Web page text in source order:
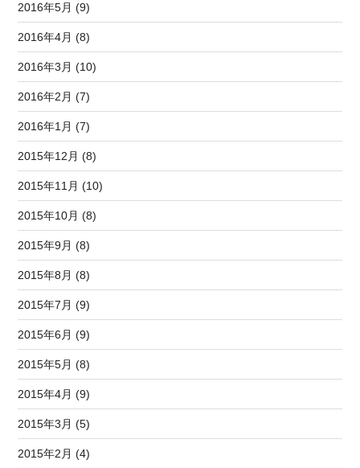
2016年5月 (9)
2016年4月 (8)
2016年3月 (10)
2016年2月 (7)
2016年1月 (7)
2015年12月 (8)
2015年11月 (10)
2015年10月 (8)
2015年9月 (8)
2015年8月 (8)
2015年7月 (9)
2015年6月 (9)
2015年5月 (8)
2015年4月 (9)
2015年3月 (5)
2015年2月 (4)